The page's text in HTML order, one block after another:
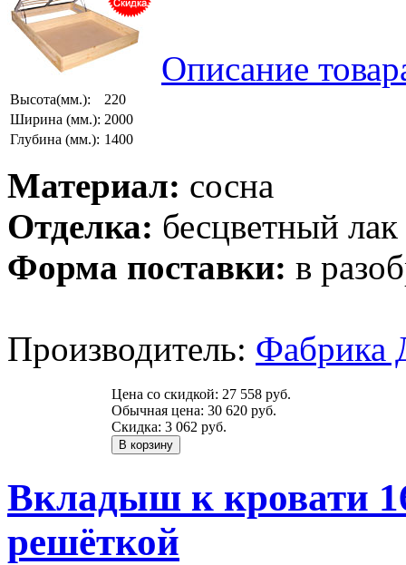
Описание
Высота(мм.):
220
Ширина (мм.): 2000
Глубина (мм.): 1400
Материал: сосна
Отделка: бесцветный лак
Форма поставки: в
Производитель: Фабрика
Цена со скидкой: 27 558 руб.
Обычная цена: 30 620 руб.
Скидка: 3 062 руб.
Вкладыш к кровати
решёткой